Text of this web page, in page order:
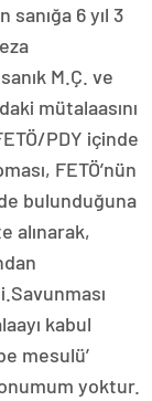
6 yıl 3
M.Ç. ve
mütalaasını
PDY içinde
FETÖ’nün
bulunduğuna
alınarak,
kabul
mesulü’
yoktur.